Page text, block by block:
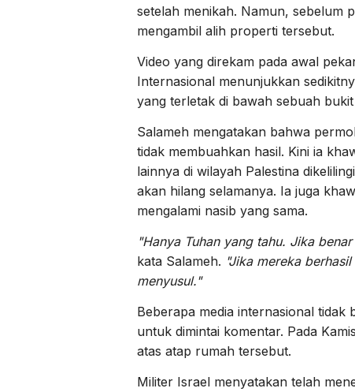
setelah menikah. Namun, sebelum
mengambil alih properti tersebut.
Video yang direkam pada awal
Internasional menunjukkan
yang terletak di bawah sebuah
Salameh mengatakan bahwa
tidak membuahkan hasil. Kini ia
lainnya di wilayah Palestina
akan hilang selamanya. Ia juga
mengalami nasib yang sama.
"Hanya Tuhan yang tahu. Jika
kata Salameh. "Jika mereka
menyusul."
Beberapa media internasional
untuk dimintai komentar. Pada
atas atap rumah tersebut.
Militer Israel menyatakan telah